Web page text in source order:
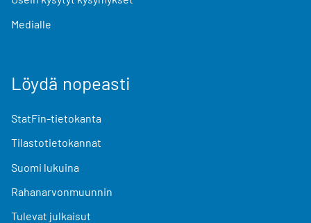
Medialle
Löydä nopeasti
StatFin-tietokanta
Tilastotietokannat
Suomi lukuina
Rahanarvonmuunnin
Tulevat julkaisut